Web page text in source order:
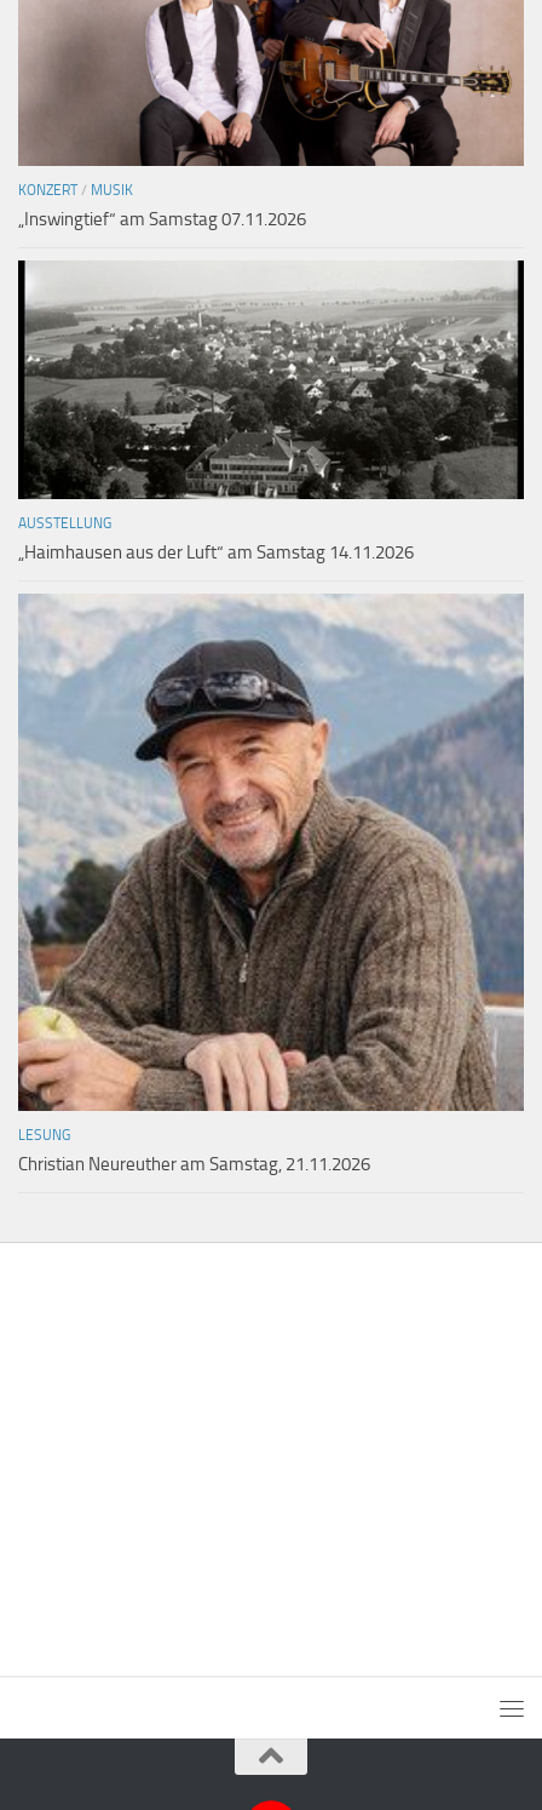
KONZERT/ MUSIK
„Inswingtief“ am Samstag 07.11.2026
AUSSTELLUNG
„Haimhausen aus der Luft“ am Samstag 14.11.2026
LESUNG
Christian Neureuther am Samstag, 21.11.2026